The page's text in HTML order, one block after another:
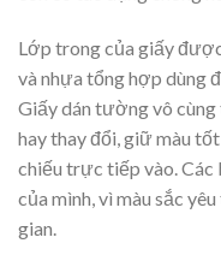
Lớp trong của giấy
và nhựa tổng hợp dùng
Giấy dán tường vô
hay thay đổi, giữ màu
chiếu trực tiếp vào. Các
của mình, vì màu sắc
gian.